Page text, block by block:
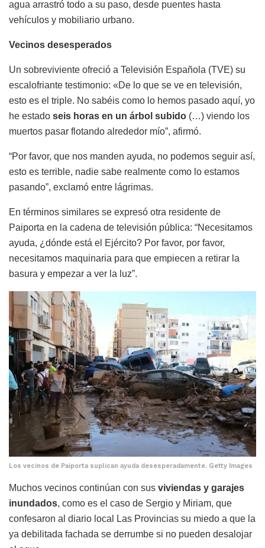
agua arrastró todo a su paso, desde puentes hasta
vehículos y mobiliario urbano.
Vecinos desesperados
Un sobreviviente ofreció a Televisión Española (TVE) su
escalofriante testimonio: «De lo que se ve en televisión,
esto es el triple. No sabéis como lo hemos pasado aquí, yo
he estado seis horas en un árbol subido (…) viendo los
muertos pasar flotando alrededor mío”, afirmó.
“Por favor, que nos manden ayuda, no podemos seguir así,
esto es terrible, nadie sabe realmente como lo estamos
pasando”, exclamó entre lágrimas.
En términos similares se expresó otra residente de
Paiporta en la cadena de televisión pública: “Necesitamos
ayuda, ¿dónde está el Ejército? Por favor, por favor,
necesitamos maquinaria para que empiecen a retirar la
basura y empezar a ver la luz”.
Los vecinos de Paiporta suplican ayuda desesperadamente. Getty Images
Muchos vecinos continúan con sus viviendas y garajes
inundados, como es el caso de Sergio y Miriam, que
confesaron al diario local Las Provincias su miedo a que la
ya debilitada fachada se derrumbe si no pueden desalojar